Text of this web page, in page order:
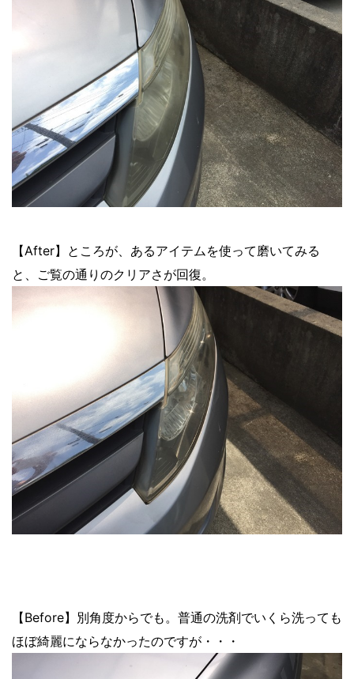
【After】ところが、あるアイテムを使って磨いてみる
と、ご覧の通りのクリアさが回復。
【Before】別角度からでも。普通の洗剤でいくら洗っても
ほぼ綺麗にならなかったのですが・・・